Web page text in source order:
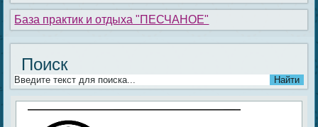
База практик и отдыха "ПЕСЧАНОЕ"
Поиск